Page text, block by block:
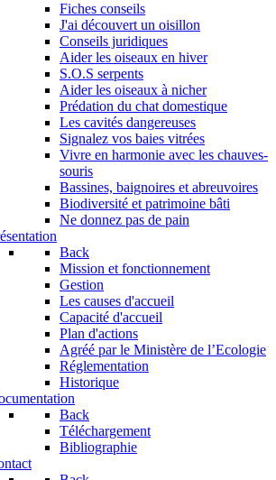
Fiches conseils
J'ai découvert un oisillon
Conseils juridiques
Aider les oiseaux en hiver
S.O.S serpents
Aider les oiseaux à nicher
Prédation du chat domestique
Les cavités dangereuses
Signalez vos baies vitrées
Vivre en harmonie avec les chauves-
souris
Bassines, baignoires et abreuvoires
Biodiversité et patrimoine bâti
Ne donnez pas de pain
Back
Mission et fonctionnement
Gestion
Les causes d'accueil
Capacité d'accueil
Plan d'actions
Agréé par le Ministère de l’Ecologie
Réglementation
Historique
Back
Téléchargement
Bibliographie